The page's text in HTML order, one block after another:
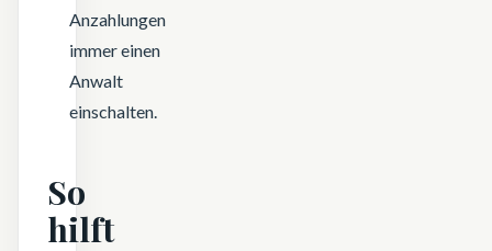
Anzahlungen
immer einen
Anwalt
einschalten.
So
hilft